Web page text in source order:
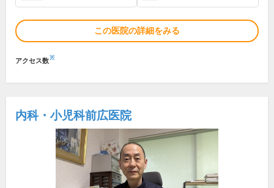
この医院の詳細をみる
アクセス数※
内科・小児科前広医院